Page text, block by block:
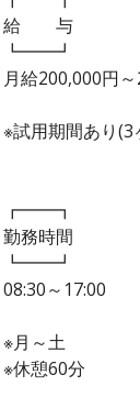
給 与
┗━━┛
月給200,000円
※試用期間あり(3
┏━━┓
勤務時間
┗━━┛
08:30～17:00
※月～土
※休憩60分